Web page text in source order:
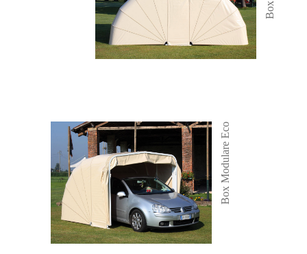
Box Modulare Eco